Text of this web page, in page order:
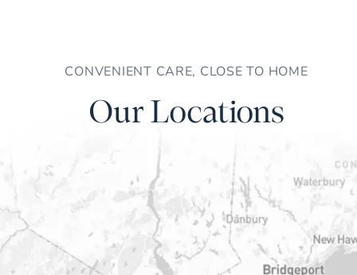
CONVENIENT CARE, CLOSE TO HOME
Our Locations